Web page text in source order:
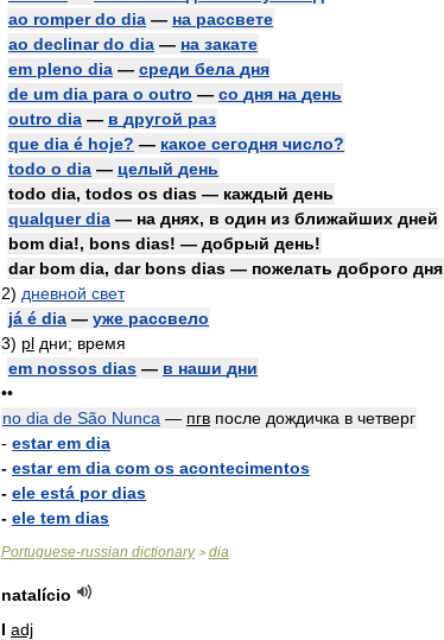
ao romper do dia — на рассвете
ao declinar do dia — на закате
em pleno dia — среди бела дня
de um dia para o outro — со дня на день
outro dia — в другой раз
que dia é hoje? — какое сегодня число?
todo o dia — целый день
todo dia, todos os dias — каждый день
qualquer dia — на днях, в один из ближайших дней
bom dia!, bons dias! — добрый день!
dar bom dia, dar bons dias — пожелать доброго дня
2) дневной свет
já é dia — уже рассвело
3) pl дни; время
em nossos dias — в наши дни
••
no dia de São Nunca — пгв после дождичка в четверг
- estar em dia
- estar em dia com os acontecimentos
- ele está por dias
- ele tem dias
Portuguese-russian dictionary> dia
natalício
I adj